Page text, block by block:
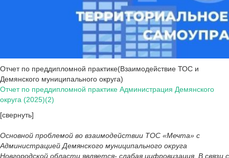
Отчет по преддипломной практике(Взаимодействие ТОС и
Демянского муниципального округа)
Отчет по преддипломной практике Администрация Демянского
округа (2025)(2)
[свернуть]
Основной проблемой во взаимодействии ТОС «Мечта» с
Администрацией Демянского муниципального округа
Новгородской области является- слабая цифровизация. В связи с